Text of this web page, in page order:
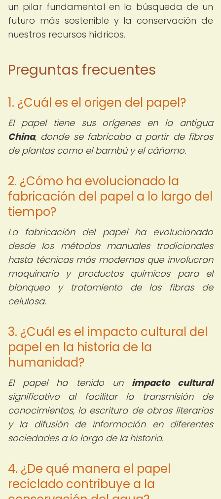
un pilar fundamental en la búsqueda de un
futuro más sostenible y la conservación de
nuestros recursos hídricos.
Preguntas frecuentes
1. ¿Cuál es el origen del papel?
El papel tiene sus orígenes en la antigua
China, donde se fabricaba a partir de fibras
de plantas como el bambú y el cáñamo.
2. ¿Cómo ha evolucionado la
fabricación del papel a lo largo del
tiempo?
La fabricación del papel ha evolucionado
desde los métodos manuales tradicionales
hasta técnicas más modernas que involucran
maquinaria y productos químicos para el
blanqueo y tratamiento de las fibras de
celulosa.
3. ¿Cuál es el impacto cultural del
papel en la historia de la
humanidad?
El papel ha tenido un impacto cultural
significativo al facilitar la transmisión de
conocimientos, la escritura de obras literarias
y la difusión de información en diferentes
sociedades a lo largo de la historia.
4. ¿De qué manera el papel
reciclado contribuye a la